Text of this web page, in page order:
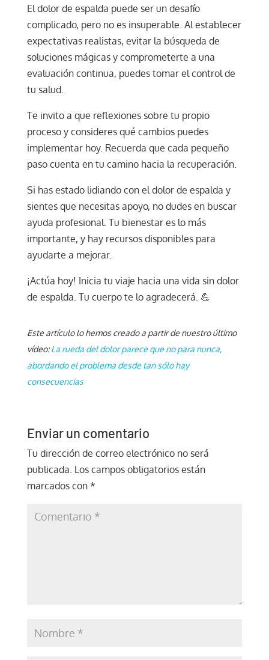
El dolor de espalda puede ser un desafío
complicado, pero no es insuperable. Al establecer
expectativas realistas, evitar la búsqueda de
soluciones mágicas y comprometerte a una
evaluación continua, puedes tomar el control de
tu salud.
Te invito a que reflexiones sobre tu propio
proceso y consideres qué cambios puedes
implementar hoy. Recuerda que cada pequeño
paso cuenta en tu camino hacia la recuperación.
Si has estado lidiando con el dolor de espalda y
sientes que necesitas apoyo, no dudes en buscar
ayuda profesional. Tu bienestar es lo más
importante, y hay recursos disponibles para
ayudarte a mejorar.
¡Actúa hoy! Inicia tu viaje hacia una vida sin dolor
de espalda. Tu cuerpo te lo agradecerá. 💪
Este artículo lo hemos creado a partir de nuestro último
vídeo:La rueda del dolor parece que no para nunca,
abordando el problema desde tan sólo hay
consecuencias
Enviar un comentario
Tu dirección de correo electrónico no será
publicada. Los campos obligatorios están
marcados con *